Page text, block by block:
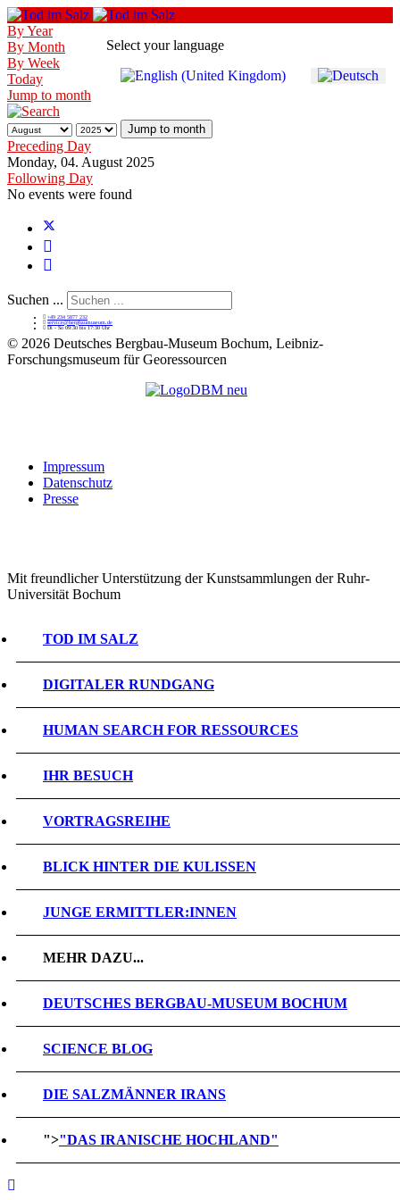
Select your language
By Year
By Month
By Week
Today
Jump to month
Jump to month
Preceding Day
Monday, 04. August 2025
Following Day
No events were found
Suchen ...
+49 234 5877 232
service@bergbaumuseum.de
Di - So 09:30 bis 17:30 Uhr
© 2026 Deutsches Bergbau-Museum Bochum, Leibniz-
Forschungsmuseum für Georessourcen
Impressum
Datenschutz
Presse
Mit freundlicher Unterstützung der Kunstsammlungen der Ruhr-
Universität Bochum
TOD IM SALZ
DIGITALER RUNDGANG
HUMAN SEARCH FOR RESSOURCES
IHR BESUCH
VORTRAGSREIHE
BLICK HINTER DIE KULISSEN
JUNGE ERMITTLER:INNEN
MEHR DAZU...
DEUTSCHES BERGBAU-MUSEUM BOCHUM
SCIENCE BLOG
DIE SALZMÄNNER IRANS
">"DAS IRANISCHE HOCHLAND"